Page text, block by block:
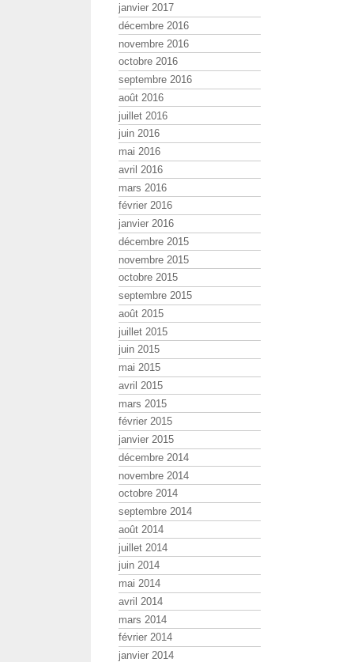
janvier 2017
décembre 2016
novembre 2016
octobre 2016
septembre 2016
août 2016
juillet 2016
juin 2016
mai 2016
avril 2016
mars 2016
février 2016
janvier 2016
décembre 2015
novembre 2015
octobre 2015
septembre 2015
août 2015
juillet 2015
juin 2015
mai 2015
avril 2015
mars 2015
février 2015
janvier 2015
décembre 2014
novembre 2014
octobre 2014
septembre 2014
août 2014
juillet 2014
juin 2014
mai 2014
avril 2014
mars 2014
février 2014
janvier 2014